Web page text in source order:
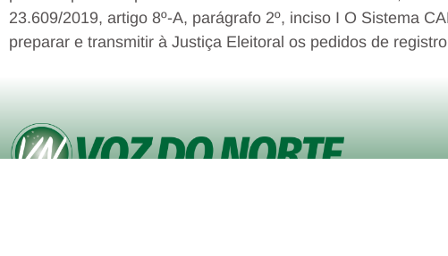
23.609/2019, artigo 8º-A, parágrafo 2º, inciso I O Sistema
preparar e transmitir à Justiça Eleitoral os pedidos de